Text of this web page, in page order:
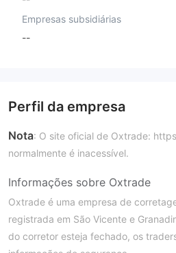
Empresas subsidiárias
--
Perfil da empresa
Nota: O site oficial de Oxtrade:
normalmente é inacessível.
Informações sobre Oxtrade
Oxtrade é uma empresa de
registrada em São Vicente e
do corretor esteja fechado, os